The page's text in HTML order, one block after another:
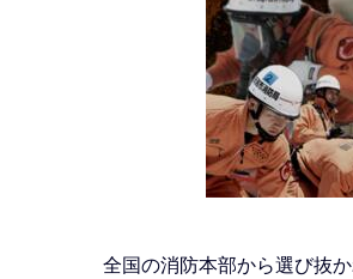
全国の消防本部から選び抜